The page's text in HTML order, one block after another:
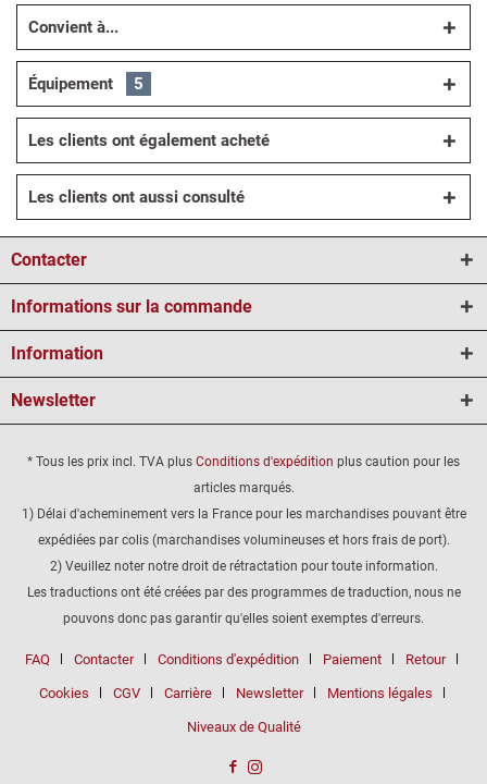
Convient à...
Équipement 5
Les clients ont également acheté
Les clients ont aussi consulté
Contacter
Informations sur la commande
Information
Newsletter
* Tous les prix incl. TVA plus Conditions d'expédition plus caution pour les
articles marqués.
1) Délai d'acheminement vers la France pour les marchandises pouvant être
expédiées par colis (marchandises volumineuses et hors frais de port).
2) Veuillez noter notre droit de rétractation pour toute information.
Les traductions ont été créées par des programmes de traduction, nous ne
pouvons donc pas garantir qu'elles soient exemptes d'erreurs.
FAQ Contacter Conditions d'expédition Paiement Retour
Cookies CGV Carrière Newsletter Mentions légales
Niveaux de Qualité